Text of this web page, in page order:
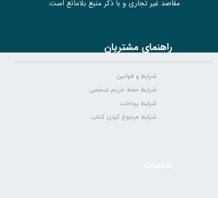
مقاصد غیر تجاری و با ذکر منبع بلامانع است.
راهنمای مشتریان
شرایط و قوانین
شرایط حفظ حریم شخصی
شرایط پرداخت
شرایط مرجوع کردن کتاب